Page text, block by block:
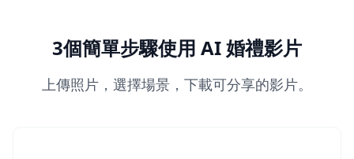
3個簡單步驟使用 AI 婚禮影片
上傳照片，選擇場景，下載可分享的影片。